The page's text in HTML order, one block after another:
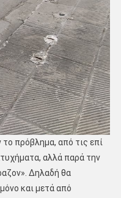
το πρόβλημα, από τις επί
αλλά παρά την
Δηλαδή θα
και μετά από